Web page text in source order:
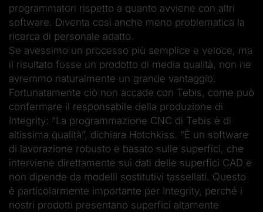
programmatori rispetto a quanto avviene con altri
software. Diventa così anche meno problematica la
ricerca di personale adatto.
Se avessimo un processo più semplice e veloce, ma
il risultato fosse un prodotto di media qualità, non ne
avremmo naturalmente un grande vantaggio.
Fortunatamente ciò non accade con Tebis, come può
confermare il responsabile della produzione di
Integrity: “La programmazione CNC di Tebis è di
altissima qualità”, dichiara Hotchkiss. “È un software
di lavorazione robusto e basato sulle superfici, che
interviene direttamente sui dati delle superfici CAD e
non dipende da modelli sostitutivi tassellati. Questo
è particolarmente importante per Integrity, perché i
nostri prodotti presentano superfici altamente